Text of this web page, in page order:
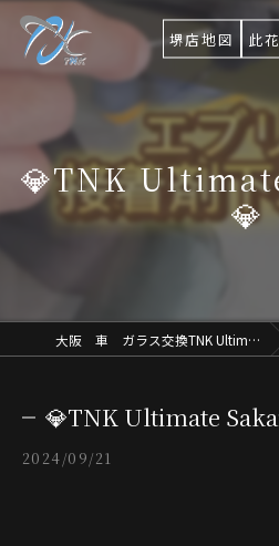
堺店地図 此
💎TNK
💎
大阪 車 ガラス交換TNK Ultimate Osaka.Lab
💎TNK Ultimate
2024/09/21